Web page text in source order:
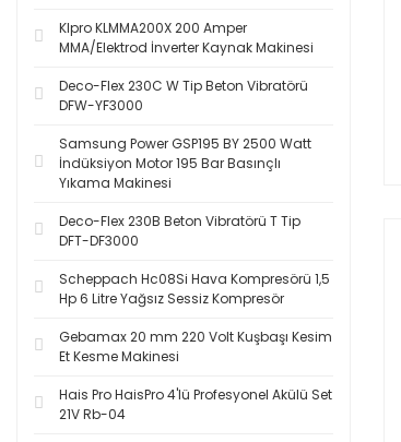
Klpro KLMMA200X 200 Amper
MMA/Elektrod İnverter Kaynak Makinesi
Deco-Flex 230C W Tip Beton Vibratörü
DFW-YF3000
Samsung Power GSP195 BY 2500 Watt
İndüksiyon Motor 195 Bar Basınçlı
Yıkama Makinesi
Deco-Flex 230B Beton Vibratörü T Tip
DFT-DF3000
Scheppach Hc08Si Hava Kompresörü 1,5
Hp 6 Litre Yağsız Sessiz Kompresör
Gebamax 20 mm 220 Volt Kuşbaşı Kesim
Et Kesme Makinesi
Hais Pro HaisPro 4'lü Profesyonel Akülü Set
21V Rb-04